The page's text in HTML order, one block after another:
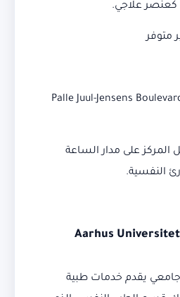
كعنصر علاجي.
متوفر
Palle Juul-Jensens
المركز على مدار الساعة
النفسية.
Aarhus
يقدم خدمات طبية